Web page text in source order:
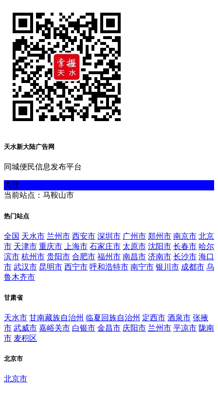
天水新大陆广告网
同城便民信息发布平台
关注
当前站点：马鞍山市
热门站点
全国 天水市 兰州市 西安市 深圳市 广州市 郑州市 南京市 北京
市 天津市 重庆市 上海市 石家庄市 太原市 沈阳市 长春市 哈尔
滨市 杭州市 贵阳市 合肥市 福州市 南昌市 济南市 长沙市 海口
市 武汉市 昆明市 西宁市 呼和浩特市 南宁市 银川市 成都市 乌
鲁木齐市
甘肃省
天水市 甘南藏族自治州 临夏回族自治州 定西市 酒泉市 张掖
市 武威市 嘉峪关市 白银市 金昌市 庆阳市 兰州市 平凉市 陇南
市 麦积区
北京市
北京市